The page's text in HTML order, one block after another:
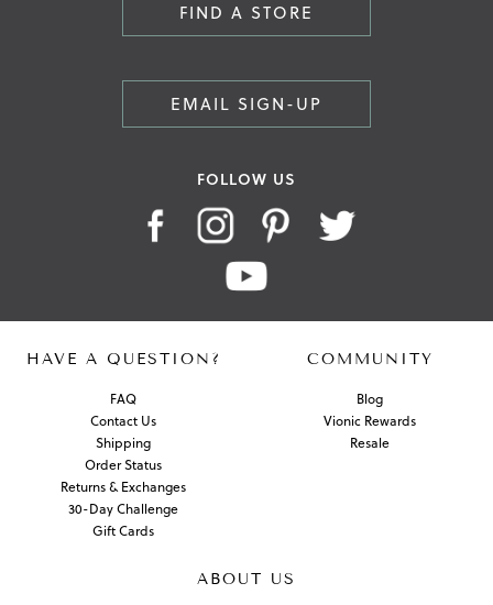
FIND A STORE
EMAIL SIGN-UP
FOLLOW US
HAVE A QUESTION?
FAQ
Contact Us
Shipping
Order Status
Returns & Exchanges
30-Day Challenge
Gift Cards
COMMUNITY
Blog
Vionic Rewards
Resale
ABOUT US